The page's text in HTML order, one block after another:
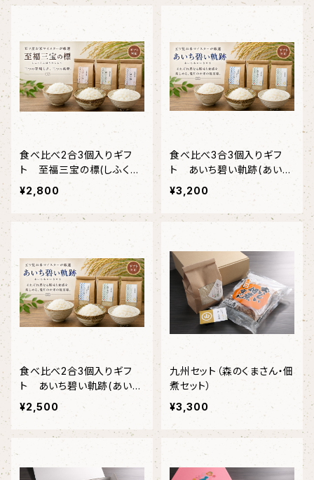
食べ比べ2合3個入りギフ
ト 至福三宝の標(しふくさ
んぽうのしるべ)送料込み
¥2,800
食べ比べ3合3個入りギフ
ト あいち碧い軌跡(あいち
あおいきせき)送料込み
¥3,200
食べ比べ2合3個入りギフ
ト あいち碧い軌跡(あいち
あおいきせき)送料込み
¥2,500
九州セット（森のくまさん・佃
煮セット）
¥3,300